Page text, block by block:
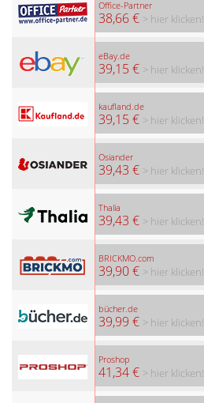
Office-Partner
38,66 € > hier klicken!
eBay.de
39,15 € > hier klicken!
kaufland.de
39,15 € > hier klicken!
Osiander
39,43 € > hier klicken!
Thalia
39,43 € > hier klicken!
BRICKMO.com
39,90 € > hier klicken!
bücher.de
39,99 € > hier klicken!
Proshop
41,34 € > hier klicken!